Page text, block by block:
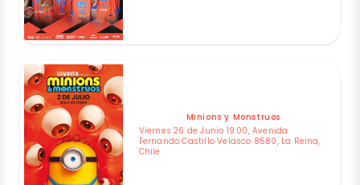
Minions y Monstruos
Viernes 26 de Junio 19:00, Avenida
Fernando Castillo Velasco 8580, La Reina,
Chile